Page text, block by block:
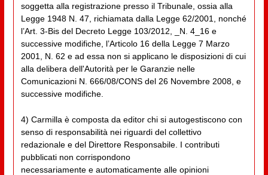
soggetta alla registrazione presso il Tribunale, ossia alla
Legge 1948 N. 47, richiamata dalla Legge 62/2001, nonché
l’Art. 3-Bis del Decreto Legge 103/2012, _N. 4_16 e
successive modifiche, l’Articolo 16 della Legge 7 Marzo
2001, N. 62 e ad essa non si applicano le disposizioni di cui
alla delibera dell'Autorità per le Garanzie nelle
Comunicazioni N. 666/08/CONS del 26 Novembre 2008, e
successive modifiche.
4) Carmilla è composta da editor chi si autogestiscono con
senso di responsabilità nei riguardi del collettivo
redazionale e del Direttore Responsabile. I contributi
pubblicati non corrispondono
necessariamente e automaticamente alle opinioni